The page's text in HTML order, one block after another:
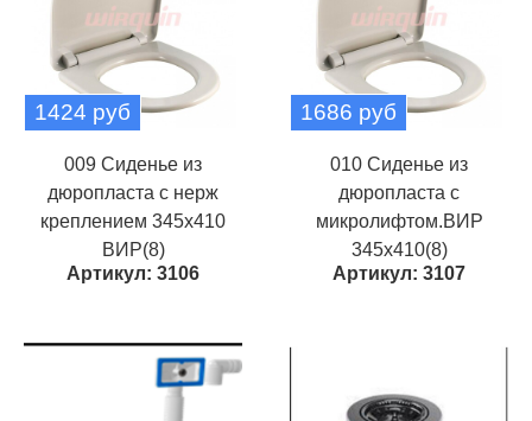
1424 руб
009 Сиденье из
дюропласта с нерж
креплением 345х410
ВИР(8)
Артикул: 3106
1686 руб
010 Сиденье из
дюропласта с
микролифтом.ВИР
345х410(8)
Артикул: 3107